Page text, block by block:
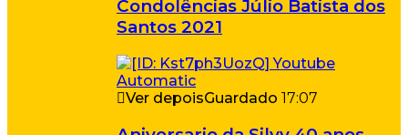
Condolências Júlio Batista dos
Santos 2021
Ver depoisGuardado 17:07